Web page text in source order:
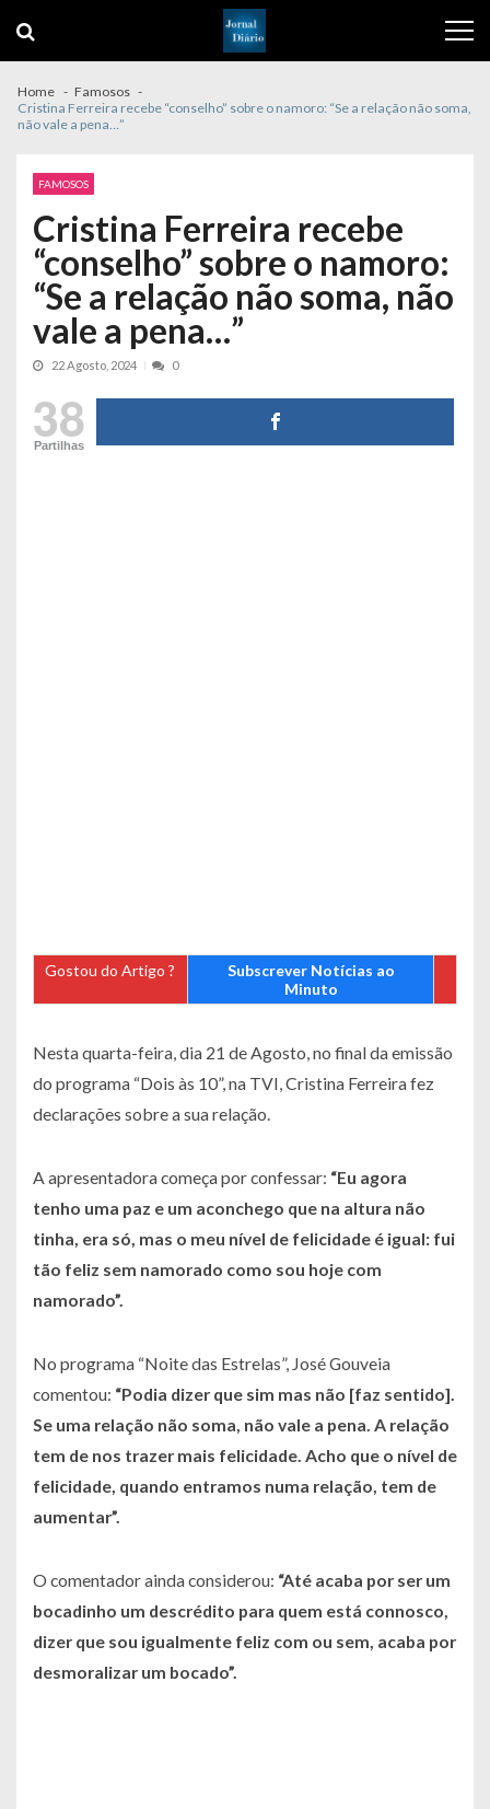
navigation
content
Home
Famosos
Cristina Ferreira recebe “conselho” sobre o namoro: “Se a relação não soma,
não vale a pena…”
FAMOSOS
Cristina Ferreira recebe
“conselho” sobre o namoro:
“Se a relação não soma, não
vale a pena…”
22 Agosto, 2024 0
38
Partilhas
Gostou do Artigo ?
Subscrever Notícias ao
Minuto
Nesta quarta-feira, dia 21 de Agosto, no final da emissão
do programa “Dois às 10”, na TVI, Cristina Ferreira fez
declarações sobre a sua relação.
A apresentadora começa por confessar: “Eu agora
tenho uma paz e um aconchego que na altura não
tinha, era só, mas o meu nível de felicidade é igual: fui
tão feliz sem namorado como sou hoje com
namorado”.
No programa “Noite das Estrelas”, José Gouveia
comentou: “Podia dizer que sim mas não [faz sentido].
Se uma relação não soma, não vale a pena. A relação
tem de nos trazer mais felicidade. Acho que o nível de
felicidade, quando entramos numa relação, tem de
aumentar”.
O comentador ainda considerou: “Até acaba por ser um
bocadinho um descrédito para quem está connosco,
dizer que sou igualmente feliz com ou sem, acaba por
desmoralizar um bocado”.